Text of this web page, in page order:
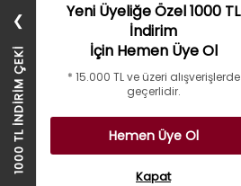
❯
1000 TL İNDİRİM ÇEKİ
Yeni Üyeliğe Özel 1000 TL
İndirim
İçin Hemen Üye Ol
* 15.000 TL ve üzeri alışverişlerde
geçerlidir.
Hemen Üye Ol
Kapat